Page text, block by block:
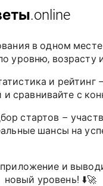
.online
в одном
уровню, возрасту
и рейтинг
сравнивайте с
стартов –
шансы на
и
новый уровень! ⬇️🚀